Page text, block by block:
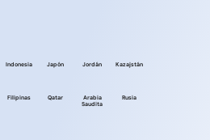
Indonesia Japón Jordán Kazajstán
Filipinas Qatar
Arabia
Saudita
Rusia